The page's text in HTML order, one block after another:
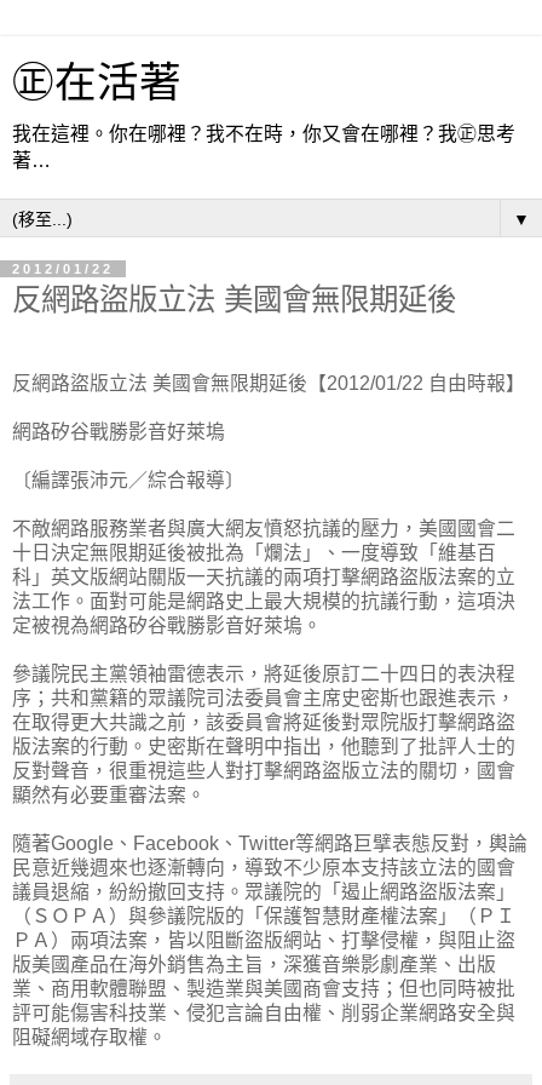
㊣在活著
我在這裡。你在哪裡？我不在時，你又會在哪裡？我㊣思考
著…
▼
2012/01/22
反網路盜版立法 美國會無限期延後
反網路盜版立法 美國會無限期延後【2012/01/22 自由時報】
網路矽谷戰勝影音好萊塢
〔編譯張沛元／綜合報導〕
不敵網路服務業者與廣大網友憤怒抗議的壓力，美國國會二
十日決定無限期延後被批為「爛法」、一度導致「維基百
科」英文版網站關版一天抗議的兩項打擊網路盜版法案的立
法工作。面對可能是網路史上最大規模的抗議行動，這項決
定被視為網路矽谷戰勝影音好萊塢。
參議院民主黨領袖雷德表示，將延後原訂二十四日的表決程
序；共和黨籍的眾議院司法委員會主席史密斯也跟進表示，
在取得更大共識之前，該委員會將延後對眾院版打擊網路盜
版法案的行動。史密斯在聲明中指出，他聽到了批評人士的
反對聲音，很重視這些人對打擊網路盜版立法的關切，國會
顯然有必要重審法案。
隨著Google 、 Facebook 、 Twitter等網路巨擘表態反對，輿論
民意近幾週來也逐漸轉向，導致不少原本支持該立法的國會
議員退縮，紛紛撤回支持。眾議院的「遏止網路盜版法案」
（ＳＯＰＡ）與參議院版的「保護智慧財產權法案」（ＰＩ
ＰＡ）兩項法案，皆以阻斷盜版網站、打擊侵權，與阻止盜
版美國產品在海外銷售為主旨，深獲音樂影劇產業、出版
業、商用軟體聯盟、製造業與美國商會支持；但也同時被批
評可能傷害科技業、侵犯言論自由權、削弱企業網路安全與
阻礙網域存取權。